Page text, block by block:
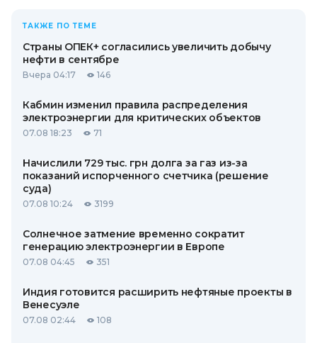
ТАКЖЕ ПО ТЕМЕ
Страны ОПЕК+ согласились увеличить добычу
нефти в сентябре
Вчера 04:17 146
Кабмин изменил правила распределения
электроэнергии для критических объектов
07.08 18:23 71
Начислили 729 тыс. грн долга за газ из-за
показаний испорченного счетчика (решение
суда)
07.08 10:24 3199
Солнечное затмение временно сократит
генерацию электроэнергии в Европе
07.08 04:45 351
Индия готовится расширить нефтяные проекты в
Венесуэле
07.08 02:44 108